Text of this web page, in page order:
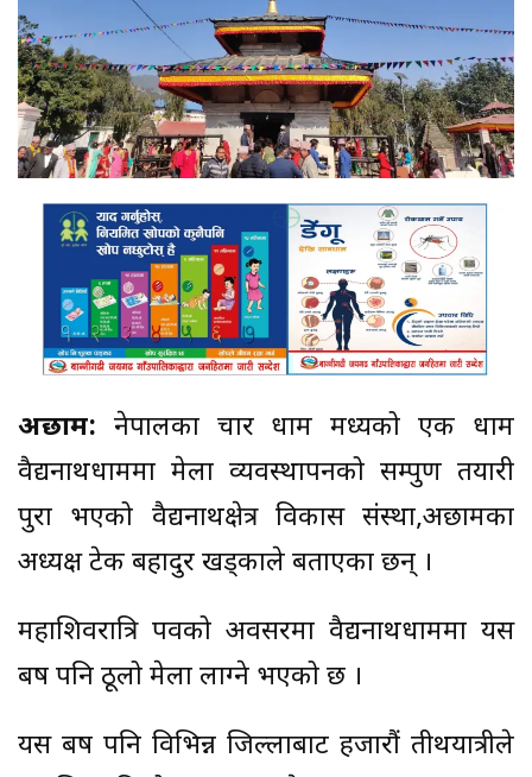
अछाम: नेपालका चार धाम मध्यको एक धाम
वैद्यनाथधाममा मेला व्यवस्थापनको सम्पुर्ण तयारी
पुरा भएको वैद्यनाथक्षेत्र विकास संस्था,अछामका
अध्यक्ष टेक बहादुर खड्काले बताएका छन् ।
महाशिवरात्रि पर्वको अवसरमा वैद्यनाथधाममा यस
बर्ष पनि ठूलो मेला लाग्ने भएको छ ।
यस बर्ष पनि विभिन्न जिल्लाबाट हजारौं तीर्थयात्रीले